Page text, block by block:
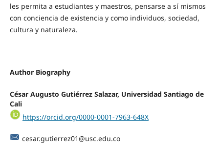
les permita a estudiantes y maestros, pensarse a sí mismos
con conciencia de existencia y como individuos, sociedad,
cultura y naturaleza.
Author Biography
César Augusto Gutiérrez Salazar, Universidad Santiago de
Cali
https://orcid.org/0000-0001-7963-648X
cesar.gutierrez01@usc.edu.co